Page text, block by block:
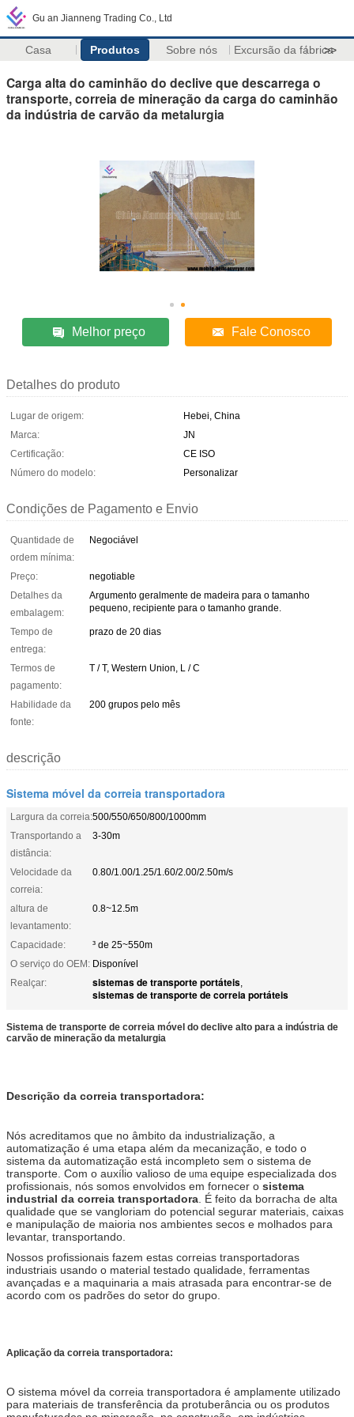
Gu an Jianneng Trading Co., Ltd
Casa Produtos Sobre nós Excursão da fábrica
>>
Carga alta do caminhão do declive que descarrega o
transporte, correia de mineração da carga do caminhão
da indústria de carvão da metalurgia
Melhor preço Fale Conosco
Detalhes do produto
Lugar de origem:
Hebei, China
Marca:
JN
Certificação:
CE ISO
Número do modelo:
Personalizar
Condições de Pagamento e Envio
Quantidade de
ordem mínima:
Negociável
Preço:
negotiable
Detalhes da
embalagem:
Argumento geralmente de madeira para o tamanho
pequeno, recipiente para o tamanho grande.
Tempo de
entrega:
prazo de 20 dias
Termos de
pagamento:
T / T, Western Union, L / C
Habilidade da
fonte:
200 grupos pelo mês
descrição
Sistema móvel da correia transportadora
Largura da correia:500/550/650/800/1000mm
Transportando a
distância:
3-30m
Velocidade da
correia:
0.80/1.00/1.25/1.60/2.00/2.50m/s
altura de
levantamento:
0.8~12.5m
Capacidade:
³ de 25~550m
O serviço do OEM: Disponível
Realçar:
sistemas de transporte portáteis,
sistemas de transporte de correia portáteis
Sistema de transporte de correia móvel do declive alto para a indústria de
carvão de mineração da metalurgia
Descrição da correia transportadora:
Nós acreditamos que no âmbito da industrialização, a
automatização é uma etapa além da mecanização, e todo o
sistema da automatização está incompleto sem o sistema de
transporte. Com o auxílio valioso de uma equipe especializada dos
profissionais, nós somos envolvidos em fornecer o sistema
industrial da correia transportadora . É feito da borracha de alta
qualidade que se vangloriam do potencial segurar materiais, caixas
e manipulação de maioria nos ambientes secos e molhados para
levantar, transportando.
Nossos profissionais fazem estas correias transportadoras
industriais usando o material testado qualidade, ferramentas
avançadas e a maquinaria a mais atrasada para encontrar-se de
acordo com os padrões do setor do grupo.
Aplicação da correia transportadora:
O sistema móvel da correia transportadora é amplamente utilizado
para materiais de transferência da protuberância ou os produtos